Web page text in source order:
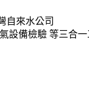
自來水公司
設備檢驗 等三合